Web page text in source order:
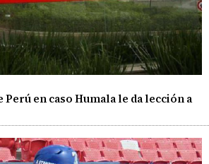
en caso Humala le da lección a